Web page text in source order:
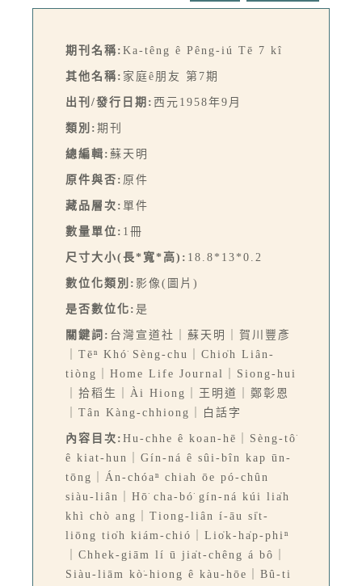
期刊名稱: Ka-têng ê Pêng-iú Tē 7 kî
其他名稱: 家庭ê朋友 第7期
出刊/發行日期: 西元1958年9月
類別: 期刊
總編輯: 蘇天明
原件與否: 原件
藏品層次: 單件
數量單位: 1冊
尺寸大小(長*寬*高): 18.8*13*0.2
數位化類別: 影像(圖片)
是否數位化: 是
關鍵詞: 台灣宣道社｜蘇天明｜賀川豐彥
｜Tēⁿ Khó͘ Sèng-chu｜Chio̍h Liân-
tiòng｜Home Life Journal｜Siong-hui
｜拾稻生｜Ài Hiong｜王明道｜鄭彰恩
｜Tân Kàng-chhiong｜白話字
內容目次: Hu-chhe ê koan-hē｜Sèng-tô͘
ê kiat-hun｜Gín-ná ê sûi-bîn kap ūn-
tōng｜Án-chóaⁿ chiah ōe pó-chûn
siàu-liân｜Hō͘ cha-bó͘ gín-ná kúi lia̍h
khì chò ang｜Tiong-liân í-āu si̍t-
liōng tio̍h kiám-chió｜Lio̍k-ha̍p-phiⁿ
｜Chhek-giām lí ū jia̍t-chêng á bô｜
Siàu-liām kò͘-hiong ê kàu-hōe｜Bû-ti